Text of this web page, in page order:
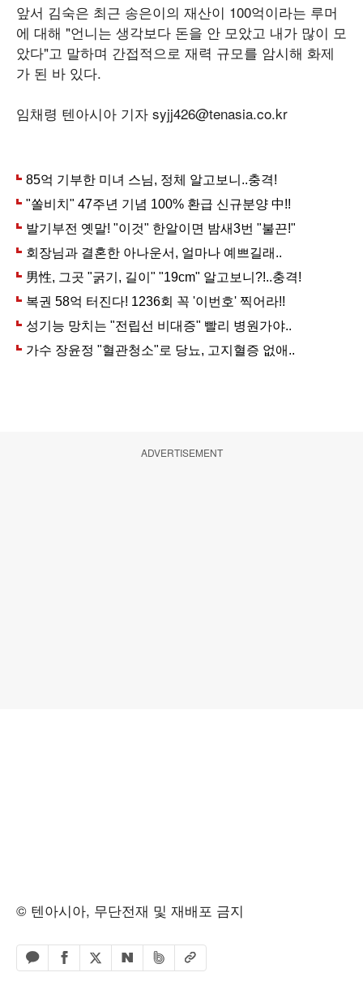
앞서 김숙은 최근 송은이의 재산이 100억이라는 루머
에 대해 "언니는 생각보다 돈을 안 모았고 내가 많이 모
았다"고 말하며 간접적으로 재력 규모를 암시해 화제
가 된 바 있다.
임채령 텐아시아 기자 syjj426@tenasia.co.kr
ADVERTISEMENT
© 텐아시아, 무단전재 및 재배포 금지
카카오톡 공유하기
페이스북 공유하기
엑스 공유하기
네이버 공유하기
밴드 공유하기
URL복사